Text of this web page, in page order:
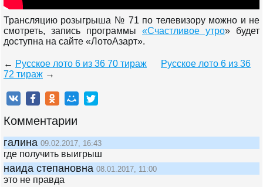
Трансляцию розыгрыша № 71 по телевизору можно и не
смотреть, запись программы «Счастливое утро» будет
доступна на сайте «ЛотоАзарт».
← Русское лото 6 из 36 70 тираж
Русское лото 6 из 36
72 тираж →
Комментарии
галина 09.02.2017, 16:43
где получить выигрыш
наида степановна 08.01.2017, 11:00
это не правда